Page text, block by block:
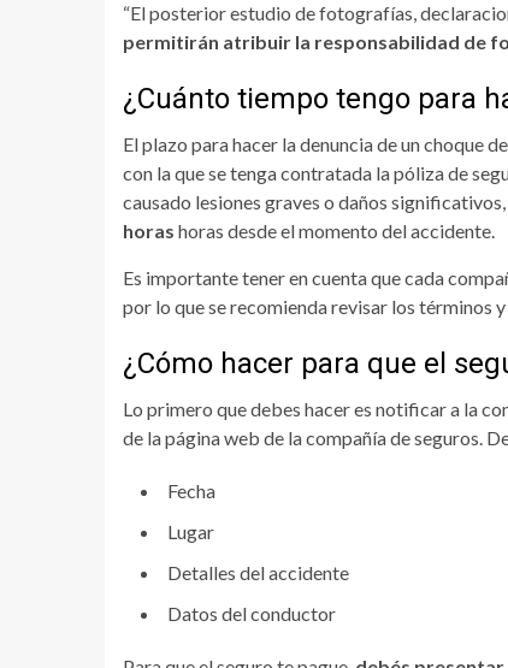
“El posterior estudio de fotografías,
permitirán atribuir la responsabilidad de
¿Cuánto tiempo tengo para
El plazo para hacer la denuncia de un choque
con la que se tenga contratada la póliza de
causado lesiones graves o daños significativos,
horas horas desde el momento del accidente.
Es importante tener en cuenta que cada
por lo que se recomienda revisar los términos
¿Cómo hacer para que el
Lo primero que debes hacer es notificar a la
de la página web de la compañía de seguros.
Fecha
Lugar
Detalles del accidente
Datos del conductor